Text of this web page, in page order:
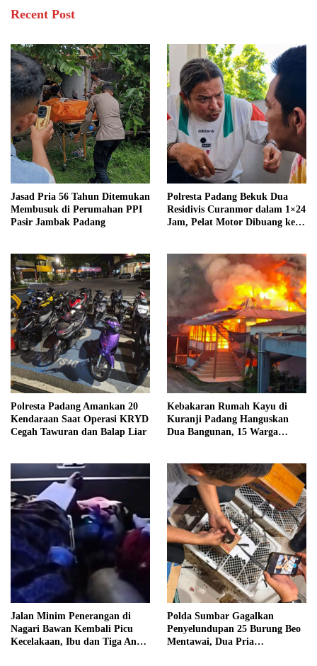
Recent Post
Jasad Pria 56 Tahun Ditemukan
Membusuk di Perumahan PPI
Pasir Jambak Padang
Polresta Padang Bekuk Dua
Residivis Curanmor dalam 1×24
Jam, Pelat Motor Dibuang ke
Polresta Padang Amankan 20
Kendaraan Saat Operasi KRYD
Cegah Tawuran dan Balap Liar
Kebakaran Rumah Kayu di
Kuranji Padang Hanguskan
Dua Bangunan, 15 Warga
Jalan Minim Penerangan di
Nagari Bawan Kembali Picu
Kecelakaan, Ibu dan Tiga Anak
Polda Sumbar Gagalkan
Penyelundupan 25 Burung Beo
Mentawai, Dua Pria